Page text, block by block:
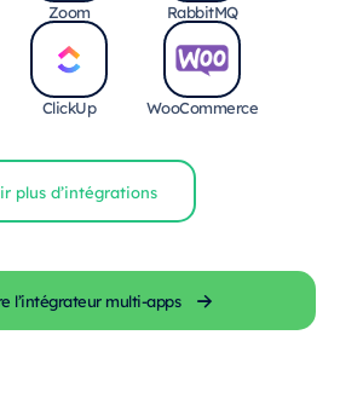
Zoom RabbitMQ
ClickUp WooCommerce
plus d’intégrations
l’intégrateur multi-apps